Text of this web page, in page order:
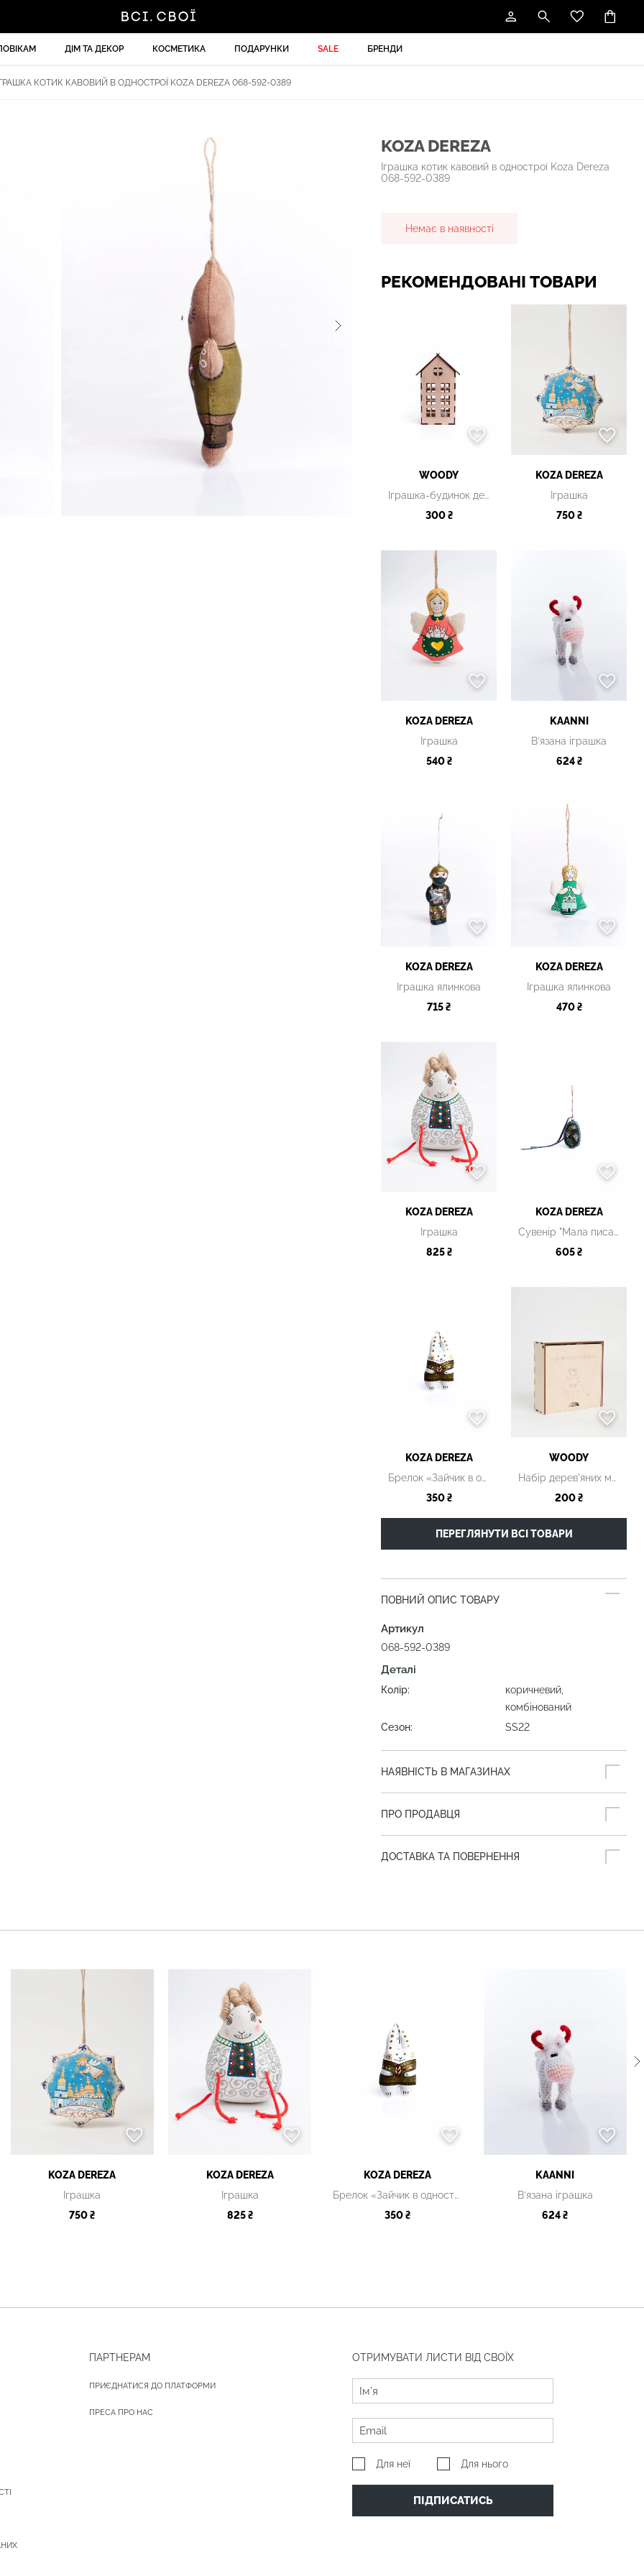
ДІМ ТА ДЕКОР КОСМЕТИКА ПОДАРУНКИ SALE БРЕНДИ
КОТИК КАВОВИЙ В ОДНОСТРОЇ KOZA DEREZA 068-592-0389
KOZA DEREZA
Іграшка котик кавовий в однострої Koza Dereza
068-592-0389
Немає в наявності
РЕКОМЕНДОВАНІ ТОВАРИ
WOODY
Іграшка-будинок дерев'яна
300 ₴
KOZA DEREZA
Іграшка
750 ₴
KOZA DEREZA
Іграшка
540 ₴
KAANNI
В’язана іграшка
624 ₴
KOZA DEREZA
Іграшка ялинкова
715 ₴
KOZA DEREZA
Іграшка ялинкова
470 ₴
KOZA DEREZA
Іграшка
825 ₴
KOZA DEREZA
Сувенір "Мала писанка бузкова з лозою"
605 ₴
KOZA DEREZA
Брелок «Зайчик в однострої»
350 ₴
WOODY
Набір дерев'яних магнітів
200 ₴
ПЕРЕГЛЯНУТИ ВСІ ТОВАРИ
ПОВНИЙ ОПИС ТОВАРУ
Артикул
068-592-0389
Деталі
Колір:
коричневий,
комбінований
Сезон:
SS22
НАЯВНІСТЬ В МАГАЗИНАХ
ПРО ПРОДАВЦЯ
ДОСТАВКА ТА ПОВЕРНЕННЯ
KOZA DEREZA
Іграшка
750 ₴
KOZA DEREZA
Іграшка
825 ₴
KOZA DEREZA
Брелок «Зайчик в однострої»
350 ₴
KAANNI
В’язана іграшка
624 ₴
ПАРТНЕРАМ
ПРИЄДНАТИСЯ ДО ПЛАТФОРМИ
ПРЕСА ПРО НАС
ОТРИМУВАТИ ЛИСТИ ВІД СВОЇХ
Для неї Для нього
ПІДПИСАТИСЬ